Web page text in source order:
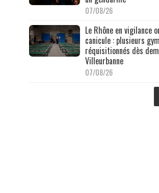
07/08/26
Le Rhône en vigilance
canicule : plusieurs
réquisitionnés dès
Villeurbanne
07/08/26